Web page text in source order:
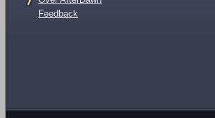
Feedback